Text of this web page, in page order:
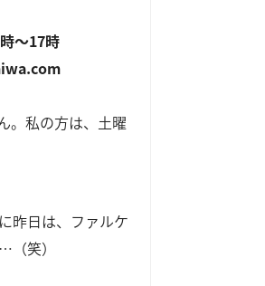
～17時
。私の方は、土曜
昨日は、ファルケ
笑）